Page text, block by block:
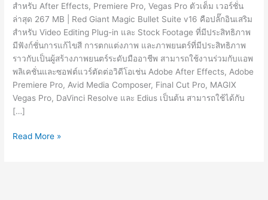
สำหรับ After Effects, Premiere Pro, Vegas Pro ตัวเต็ม เวอร์ชั่น
ล่าสุด 267 MB | Red Giant Magic Bullet Suite v16 คือปลั๊กอินเสริม
สำหรับ Video Editing Plug-in และ Stock Footage ที่มีประสิทธิภาพ
มีฟังก์ชั่นการแก้ไขสี การตกแต่งภาพ และภาพยนตร์ที่มีประสิทธิภาพ
ราวกับเป็นผู้สร้างภาพยนตร์ระดับมืออาชีพ สามารถใช้งานร่วมกับแอพ
พลิเคชั่นและซอฟต์แวร์ตัดต่อวิดีโอเช่น Adobe After Effects, Adobe
Premiere Pro, Avid Media Composer, Final Cut Pro, MAGIX
Vegas Pro, DaVinci Resolve และ Edius เป็นต้น สามารถใช้ได้กับ
[…]
Red
Read More »